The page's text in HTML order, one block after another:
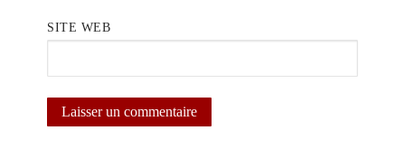
SITE WEB